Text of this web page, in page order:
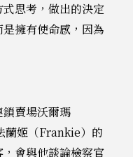
思考，做出的決定
擁有使命感，因為
賣場沃爾瑪
蘭姬（Frankie）的
會與他談論檢察官